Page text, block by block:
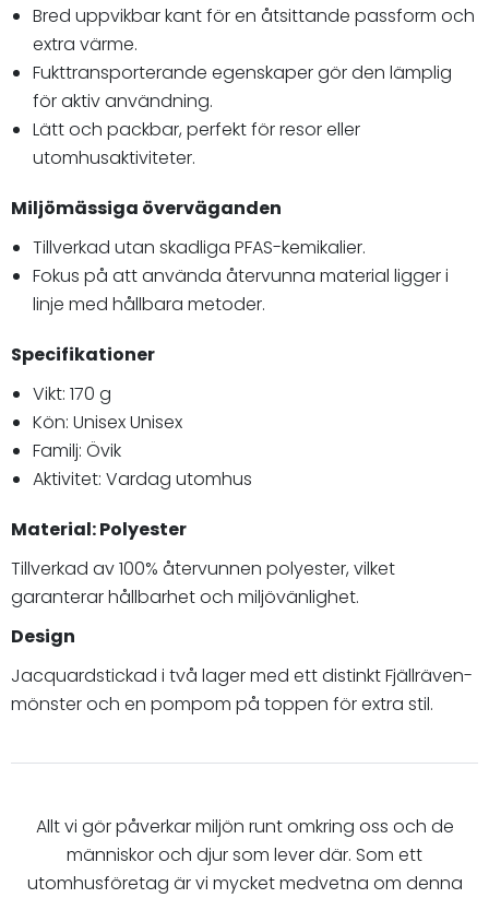
Bred uppvikbar kant för en åtsittande passform och
extra värme.
Fukttransporterande egenskaper gör den lämplig
för aktiv användning.
Lätt och packbar, perfekt för resor eller
utomhusaktiviteter.
Miljömässiga överväganden
Tillverkad utan skadliga PFAS-kemikalier.
Fokus på att använda återvunna material ligger i
linje med hållbara metoder.
Specifikationer
Vikt: 170 g
Kön: Unisex Unisex
Familj: Övik
Aktivitet: Vardag utomhus
Material: Polyester
Tillverkad av 100% återvunnen polyester, vilket
garanterar hållbarhet och miljövänlighet.
Design
Jacquardstickad i två lager med ett distinkt Fjällräven-
mönster och en pompom på toppen för extra stil.
Allt vi gör påverkar miljön runt omkring oss och de
människor och djur som lever där. Som ett
utomhusföretag är vi mycket medvetna om denna